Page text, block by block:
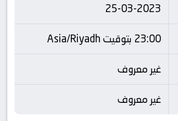
25-03-2023
23:00 بتوقيت Asia/Riyadh
غير معروف
غير معروف